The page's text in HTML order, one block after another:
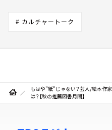
# カルチャートーク
もはや"紙"じゃない？芸人/絵本作
は？【秋の推薦図書月間】